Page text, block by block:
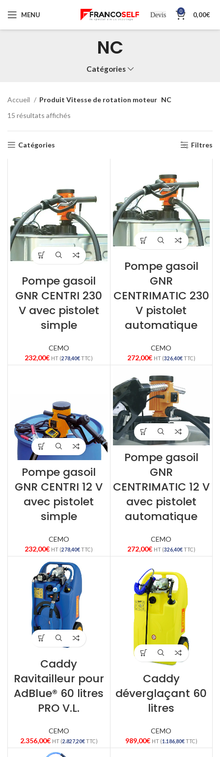
MENU Devis 0 0,00€
NC
Catégories
Accueil Produit Vitesse de rotation moteur NC
15 résultats affichés
Catégories Filtres
Pompe gasoil
GNR CENTRI 230
V avec pistolet
simple
CEMO
232,00€ HT (278,40€TTC)
Pompe gasoil
GNR
CENTRIMATIC 230
V pistolet
automatique
CEMO
272,00€ HT (326,40€TTC)
Pompe gasoil
GNR CENTRI 12 V
avec pistolet
simple
CEMO
232,00€ HT (278,40€TTC)
Pompe gasoil
GNR
CENTRIMATIC 12 V
avec pistolet
automatique
CEMO
272,00€ HT (326,40€TTC)
Caddy
Ravitailleur pour
AdBlue® 60 litres
PRO V.L.
CEMO
2.356,00€ HT (2.827,20€TTC)
Caddy
déverglaçant 60
litres
CEMO
989,00€ HT (1.186,80€TTC)